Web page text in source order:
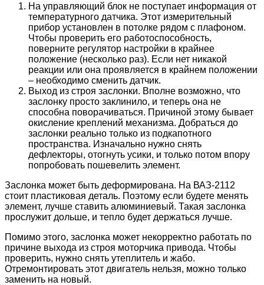
На управляющий блок не поступает информация от
температурного датчика. Этот измерительный
прибор установлен в потолке рядом с плафоном.
Чтобы проверить его работоспособность,
поверните регулятор настройки в крайнее
положение (несколько раз). Если нет никакой
реакции или она проявляется в крайнем положении
– необходимо сменить датчик.
Выход из строя заслонки. Вполне возможно, что
заслонку просто заклинило, и теперь она не
способна поворачиваться. Причиной этому бывает
окисление креплений механизма. Добраться до
заслонки реально только из подкапотного
пространства. Изначально нужно снять
дефлекторы, отогнуть усики, и только потом впору
попробовать пошевелить элемент.
Заслонка может быть деформирована. На ВАЗ-2112
стоит пластиковая деталь. Поэтому если будете менять
элемент, лучше ставить алюминиевый. Такая заслонка
прослужит дольше, и тепло будет держаться лучше.
Помимо этого, заслонка может некорректно работать по
причине выхода из строя моторчика привода. Чтобы
проверить, нужно снять утеплитель и жабо.
Отремонтировать этот двигатель нельзя, можно только
заменить на новый.